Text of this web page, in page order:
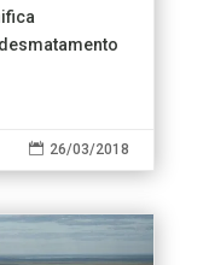
 26/03/2018